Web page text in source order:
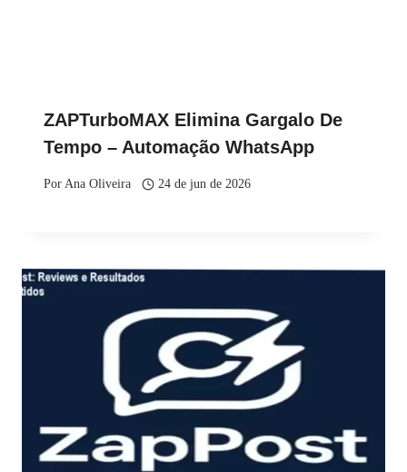
ZAPTurboMAX Elimina Gargalo De
Tempo – Automação WhatsApp
PorAna Oliveira 24 de jun de 2026